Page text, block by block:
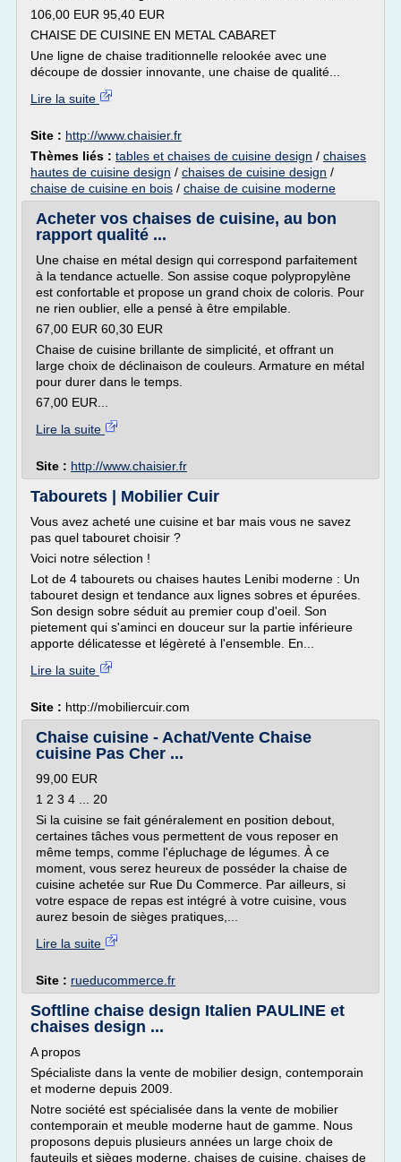
106,00 EUR 95,40 EUR
CHAISE DE CUISINE EN METAL CABARET
Une ligne de chaise traditionnelle relookée avec une
découpe de dossier innovante, une chaise de qualité...
Lire la suite
Site : http://www.chaisier.fr
Thèmes liés : tables et chaises de cuisine design / chaises
hautes de cuisine design / chaises de cuisine design /
chaise de cuisine en bois / chaise de cuisine moderne
Acheter vos chaises de cuisine, au bon
rapport qualité ...
Une chaise en métal design qui correspond parfaitement
à la tendance actuelle. Son assise coque polypropylène
est confortable et propose un grand choix de coloris. Pour
ne rien oublier, elle a pensé à être empilable.
67,00 EUR 60,30 EUR
Chaise de cuisine brillante de simplicité, et offrant un
large choix de déclinaison de couleurs. Armature en métal
pour durer dans le temps.
67,00 EUR...
Lire la suite
Site : http://www.chaisier.fr
Tabourets | Mobilier Cuir
Vous avez acheté une cuisine et bar mais vous ne savez
pas quel tabouret choisir ?
Voici notre sélection !
Lot de 4 tabourets ou chaises hautes Lenibi moderne : Un
tabouret design et tendance aux lignes sobres et épurées.
Son design sobre séduit au premier coup d'oeil. Son
pietement qui s'aminci en douceur sur la partie inférieure
apporte délicatesse et légèreté à l'ensemble. En...
Lire la suite
Site : http://mobiliercuir.com
Chaise cuisine - Achat/Vente Chaise
cuisine Pas Cher ...
99,00 EUR
1 2 3 4 ... 20
Si la cuisine se fait généralement en position debout,
certaines tâches vous permettent de vous reposer en
même temps, comme l'épluchage de légumes. À ce
moment, vous serez heureux de posséder la chaise de
cuisine achetée sur Rue Du Commerce. Par ailleurs, si
votre espace de repas est intégré à votre cuisine, vous
aurez besoin de sièges pratiques,...
Lire la suite
Site : rueducommerce.fr
Softline chaise design Italien PAULINE et
chaises design ...
A propos
Spécialiste dans la vente de mobilier design, contemporain
et moderne depuis 2009.
Notre société est spécialisée dans la vente de mobilier
contemporain et meuble moderne haut de gamme. Nous
proposons depuis plusieurs années un large choix de
fauteuils et sièges moderne, chaises de cuisine, chaises de